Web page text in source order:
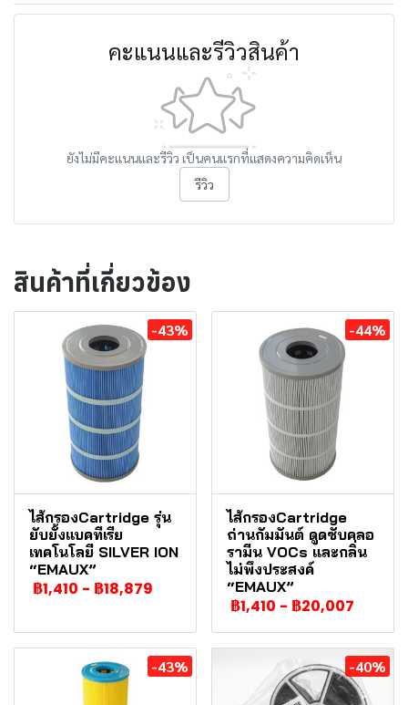
คะแนนและรีวิวสินค้า
ยังไม่มีคะแนนและรีวิว เป็นคนแรกที่แสดงความคิดเห็น
รีวิว
สินค้าที่เกี่ยวข้อง
-43%
ไส้กรองCartridge รุ่น
ยับยั้งแบคทีเรีย
เทคโนโลยี SILVER ION
“EMAUX”
฿1,410 - ฿18,879
-44%
ไส้กรองCartridge
ถ่านกัมมันต์ ดูดซับคลอ
รามีน VOCs และกลิ่น
ไม่พึงประสงค์
“EMAUX”
฿1,410 - ฿20,007
-43% -40%